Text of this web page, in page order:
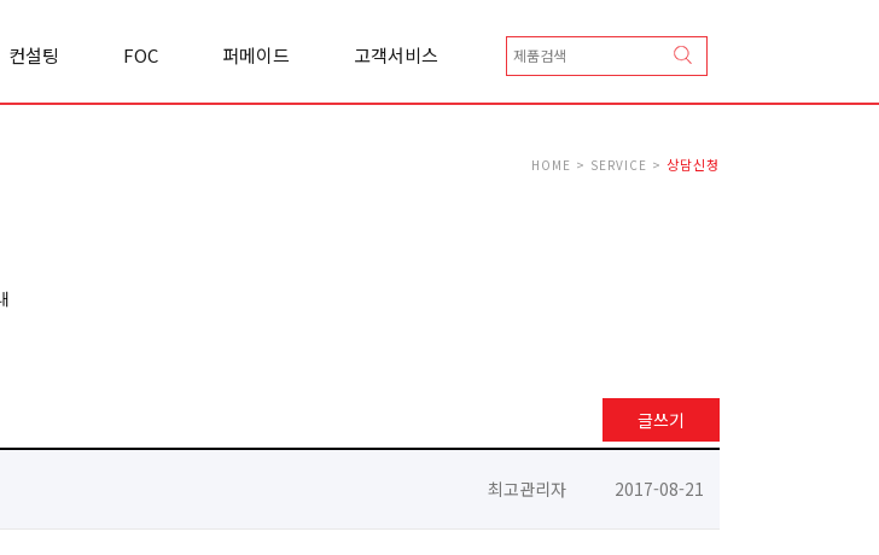
컨설팅 FOC 퍼메이드 고객서비스
실적/사례
FOC란?
기업소개
상담신청
HOME > SERVICE > 상담신청
글쓰기
최고관리자 2017-08-21